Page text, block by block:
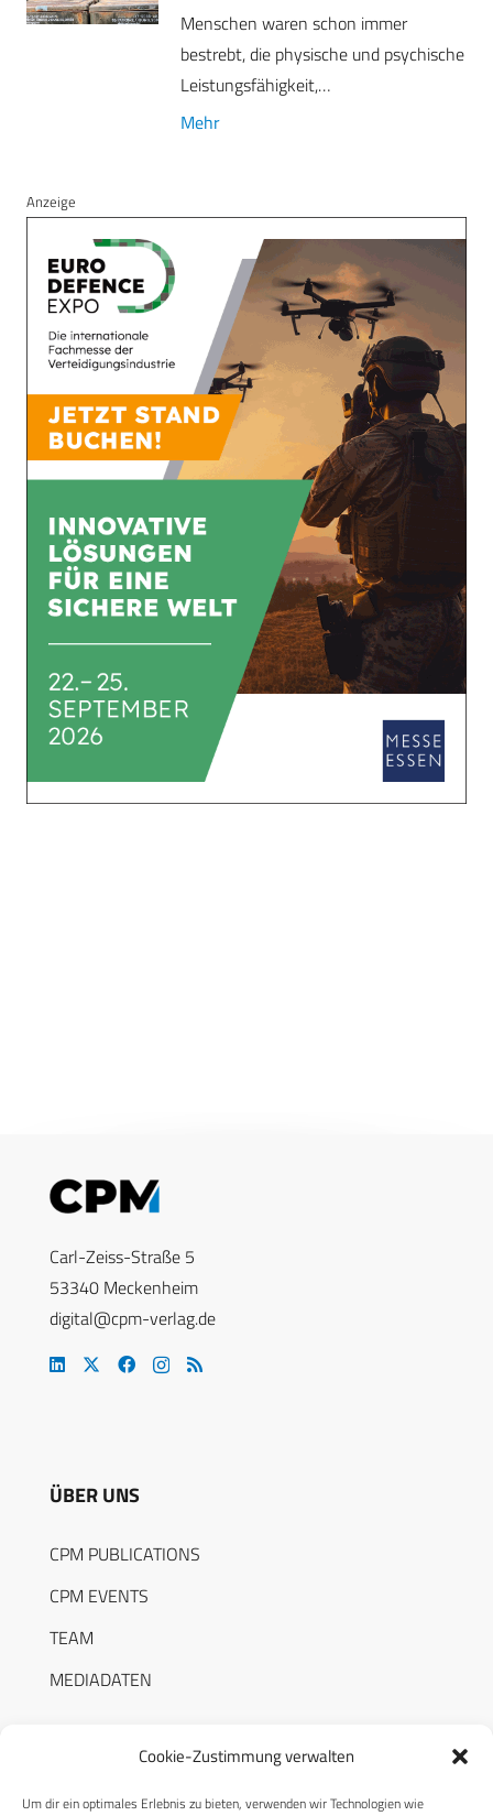
Cookie-Zustimmung verwalten
Um dir ein optimales Erlebnis zu bieten, verwenden wir Technologien wie
Menschen waren schon immer
bestrebt, die physische und psychische
Leistungsfähigkeit,…
Mehr
Anzeige
Carl-Zeiss-Straße 5
53340 Meckenheim
digital@cpm-verlag.de
ÜBER UNS
CPM PUBLICATIONS
CPM EVENTS
TEAM
MEDIADATEN